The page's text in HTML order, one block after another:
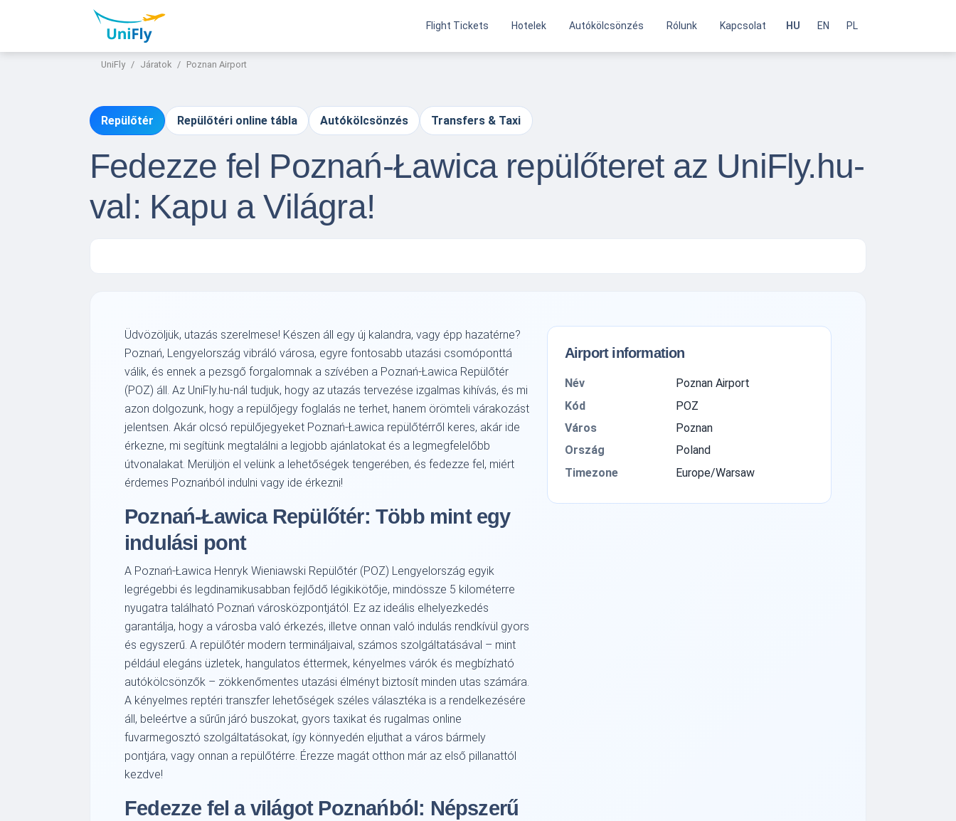
Flight Tickets Hotelek Autókölcsönzés Rólunk Kapcsolat HU EN PL
UniFly Járatok Poznan Airport
Repülőtér Repülőtéri online tábla Autókölcsönzés Transfers & Taxi
Fedezze fel Poznań-Ławica repülőteret az UniFly.hu-
val: Kapu a Világra!
Üdvözöljük, utazás szerelmese! Készen áll egy új kalandra, vagy épp hazatérne?
Poznań, Lengyelország vibráló városa, egyre fontosabb utazási csomóponttá
válik, és ennek a pezsgő forgalomnak a szívében a Poznań-Ławica Repülőtér
(POZ) áll. Az UniFly.hu-nál tudjuk, hogy az utazás tervezése izgalmas kihívás, és mi
azon dolgozunk, hogy a repülőjegy foglalás ne terhet, hanem örömteli várakozást
jelentsen. Akár olcsó repülőjegyeket Poznań-Ławica repülőtérről keres, akár ide
érkezne, mi segítünk megtalálni a legjobb ajánlatokat és a legmegfelelőbb
útvonalakat. Merüljön el velünk a lehetőségek tengerében, és fedezze fel, miért
érdemes Poznańból indulni vagy ide érkezni!
Poznań-Ławica Repülőtér: Több mint egy
indulási pont
A Poznań-Ławica Henryk Wieniawski Repülőtér (POZ) Lengyelország egyik
legrégebbi és legdinamikusabban fejlődő légikikötője, mindössze 5 kilométerre
nyugatra található Poznań városközpontjától. Ez az ideális elhelyezkedés
garantálja, hogy a városba való érkezés, illetve onnan való indulás rendkívül gyors
és egyszerű. A repülőtér modern termináljaival, számos szolgáltatásával – mint
például elegáns üzletek, hangulatos éttermek, kényelmes várók és megbízható
autókölcsönzők – zökkenőmentes utazási élményt biztosít minden utas számára.
A kényelmes reptéri transzfer lehetőségek széles választéka is a rendelkezésére
áll, beleértve a sűrűn járó buszokat, gyors taxikat és rugalmas online
fuvarmegosztó szolgáltatásokat, így könnyedén eljuthat a város bármely
pontjára, vagy onnan a repülőtérre. Érezze magát otthon már az első pillanattól
kezdve!
Fedezze fel a világot Poznańból: Népszerű
Airport information
Név
Poznan Airport
Kód
POZ
Város
Poznan
Ország
Poland
Timezone
Europe/Warsaw